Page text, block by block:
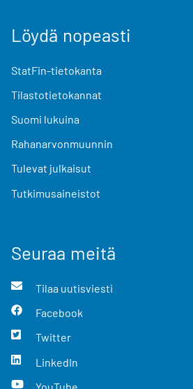
Löydä nopeasti
StatFin-tietokanta
Tilastotietokannat
Suomi lukuina
Rahanarvonmuunnin
Tulevat julkaisut
Tutkimusaineistot
Seuraa meitä
Tilaa uutisviesti
Facebook
Twitter
LinkedIn